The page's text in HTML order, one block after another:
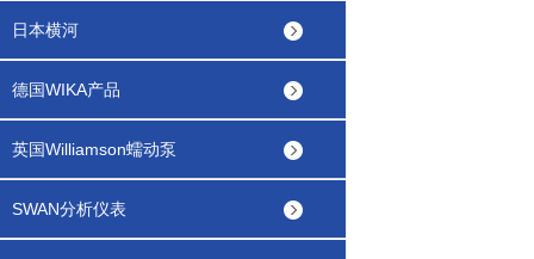
日本横河
德国WIKA产品
英国Williamson蠕动泵
SWAN分析仪表